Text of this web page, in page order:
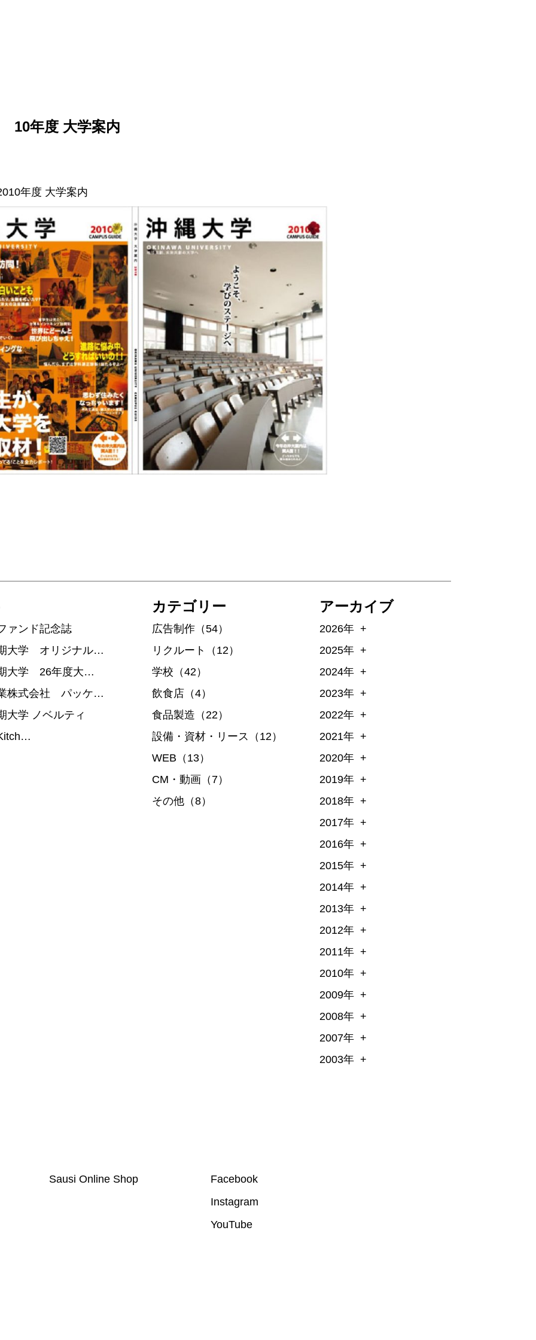
10年度 大学案内
年度 大学案内
ァンド記念誌
大学 オリジナル…
大学 26年度大…
株式会社 パッケ…
大学 ノベルティ
カテゴリー
広告制作（54）
リクルート（12）
学校（42）
飲食店（4）
食品製造（22）
設備・資材・リース（12）
WEB（13）
CM・動画（7）
その他（8）
アーカイブ
2026年
2025年
2024年
2023年
2022年
2021年
2020年
2019年
2018年
2017年
2016年
2015年
2014年
2013年
2012年
2011年
2010年
2009年
2008年
2007年
2003年
Sausi Online Shop
Facebook
Instagram
YouTube